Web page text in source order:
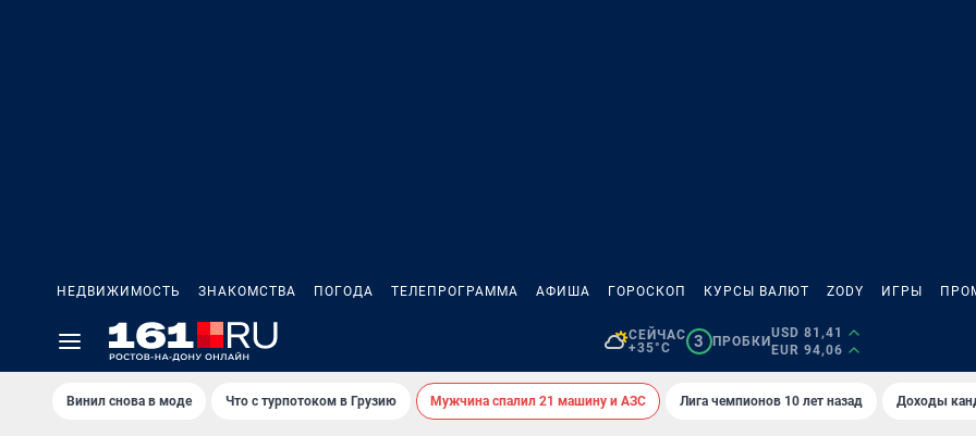
НЕДВИЖИМОСТЬ ЗНАКОМСТВА ПОГОДА ТЕЛЕПРОГРАММА АФИША ГОРОСКОП КУРСЫ ВАЛЮТ ZODY ИГРЫ
СЕЙЧАС
+35°C
3 ПРОБКИ
USD 81,41
EUR 94,06
Винил снова в моде Что с турпотоком в Грузию Мужчина спалил 21 машину и АЗС Лига чемпионов 10 лет назад Доходы